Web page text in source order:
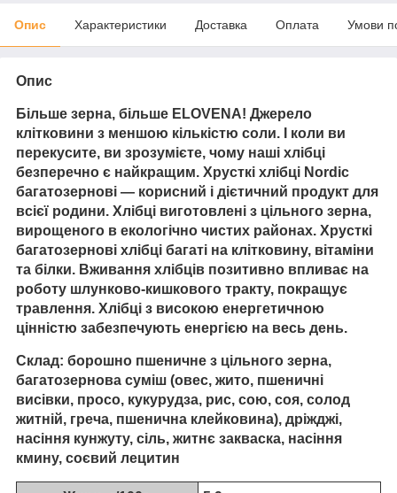
Опис Характеристики Доставка Оплата Умови
Опис
Більше зерна, більше ELOVENA! Джерело
клітковини з меншою кількістю соли. І коли ви
перекусите, ви зрозумієте, чому наші хлібці
безперечно є найкращим. Хрусткі хлібці Nordic
багатозернові — корисний і дієтичний продукт для
всієї родини. Хлібці виготовлені з цільного зерна,
вирощеного в екологічно чистих районах. Хрусткі
багатозернові хлібці багаті на клітковину, вітаміни
та білки. Вживання хлібців позитивно впливає на
роботу шлунково-кишкового тракту, покращує
травлення. Хлібці з високою енергетичною
цінністю забезпечують енергією на весь день.
Склад: борошно пшеничне з цільного зерна,
багатозернова суміш (овес, жито, пшеничні
висівки, просо, кукурудза, рис, сою, соя, солод
житній, греча, пшенична клейковина), дріжджі,
насіння кунжуту, сіль, житнє закваска, насіння
кмину, соєвий лецитин